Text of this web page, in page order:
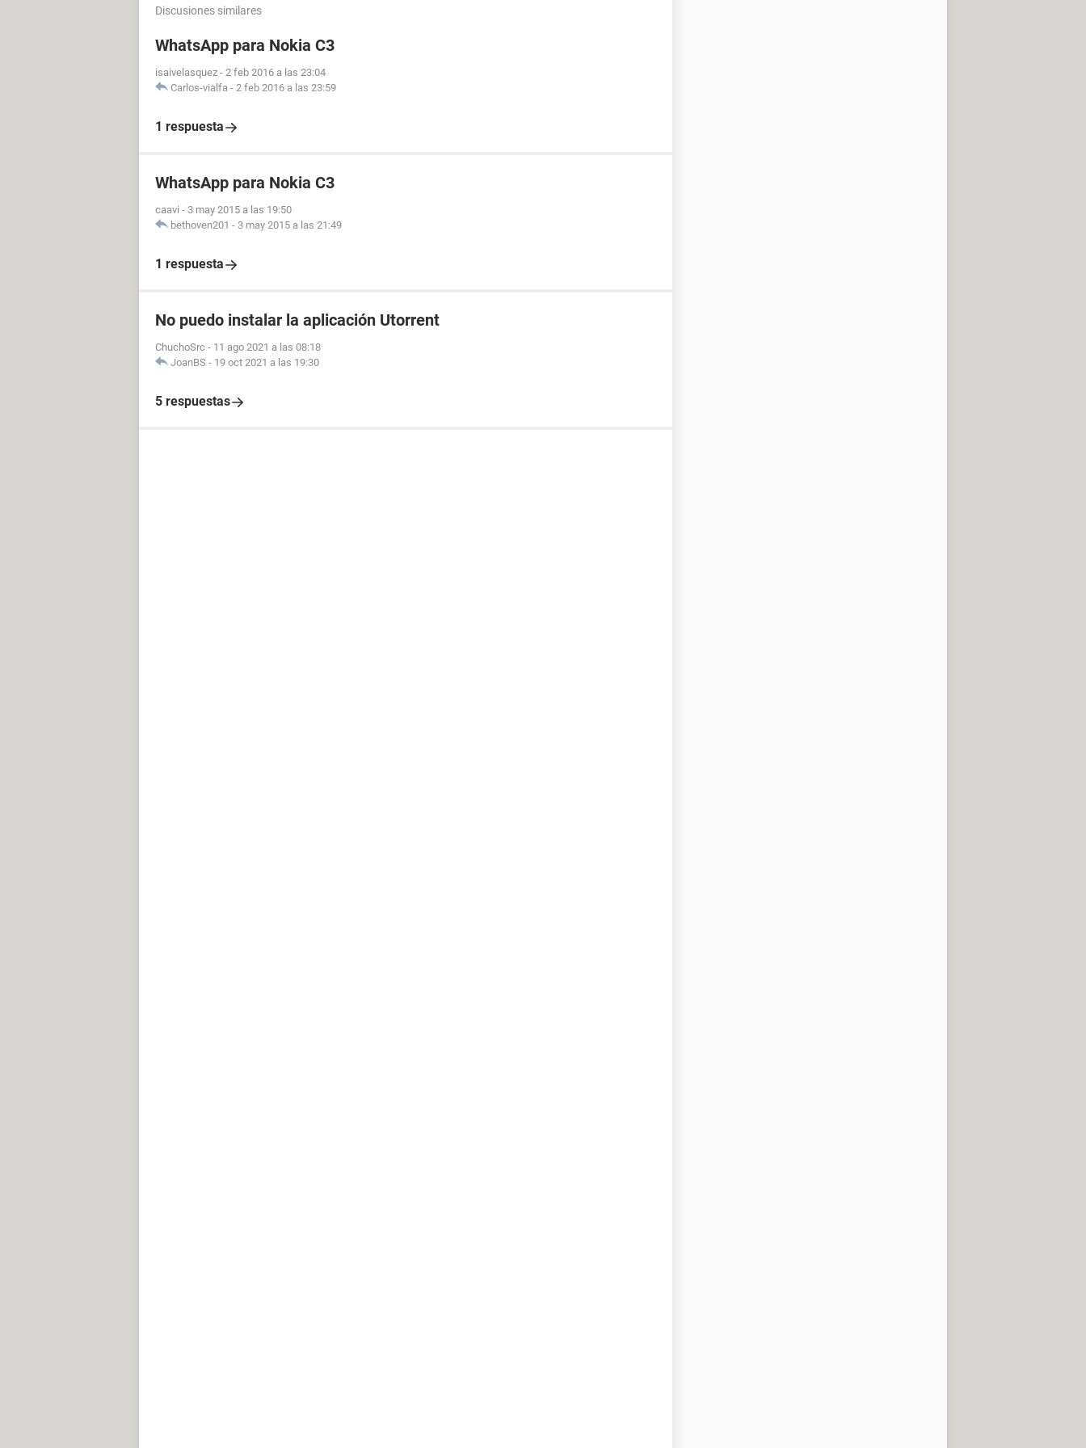
Discusiones similares
WhatsApp para Nokia C3
isaivelasquez - 2 feb 2016 a las 23:04
Carlos-vialfa - 2 feb 2016 a las 23:59
1 respuesta
WhatsApp para Nokia C3
caavi - 3 may 2015 a las 19:50
bethoven201 - 3 may 2015 a las 21:49
1 respuesta
No puedo instalar la aplicación Utorrent
ChuchoSrc - 11 ago 2021 a las 08:18
JoanBS - 19 oct 2021 a las 19:30
5 respuestas